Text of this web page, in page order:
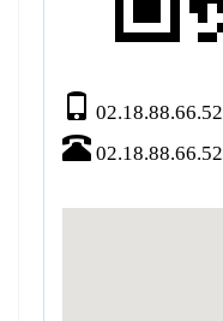
02.18.88.66.52
02.18.88.66.52